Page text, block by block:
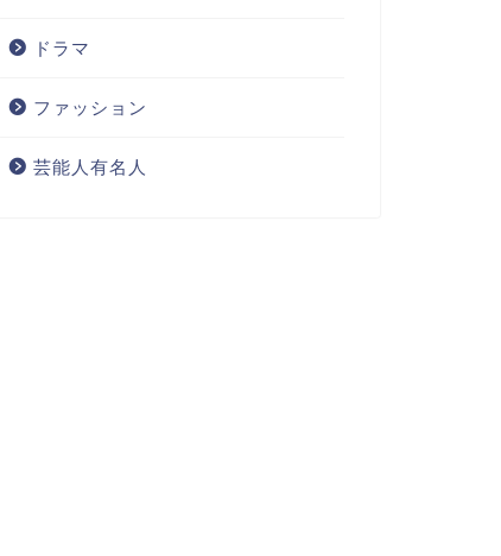
ドラマ
ファッション
芸能人有名人